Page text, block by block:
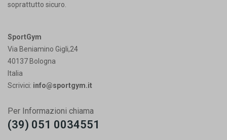
soprattutto sicuro.
SportGym
Via Beniamino Gigli,24
40137 Bologna
Italia
Scrivici: info@sportgym.it
Per Informazioni chiama
(39) 051 0034551